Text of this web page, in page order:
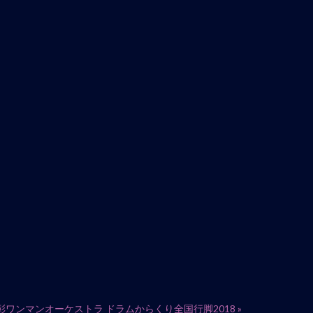
ワンマンオーケストラ ドラムからくり全国行脚2018»